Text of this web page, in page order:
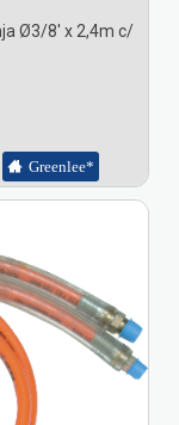
Ø3/8' x 2,4m c/
Greenlee*